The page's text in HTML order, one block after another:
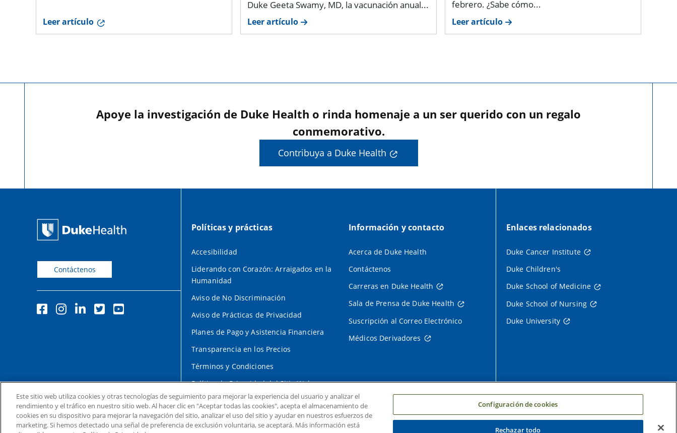
Leer artículo
Duke Geeta Swamy, MD, la vacunación anual...
Leer artículo
febrero. ¿Sabe cómo...
Leer artículo
Apoye la investigación de Duke Health o rinda homenaje a un ser querido con un regalo
conmemorativo.
Contribuya a Duke Health
Contáctenos
Políticas y prácticas
Accesibilidad
Liderando con Corazón: Arraigados en la
Humanidad
Aviso de No Discriminación
Aviso de Prácticas de Privacidad
Planes de Pago y Asistencia Financiera
Transparencia en los Precios
Términos y Condiciones
Política de Privacidad del Sitio Web
Información y contacto
Acerca de Duke Health
Contáctenos
Carreras en Duke Health
Sala de Prensa de Duke Health
Suscripción al Correo Electrónico
Médicos Derivadores
Enlaces relacionados
Duke Cancer Institute
Duke Children's
Duke School of Medicine
Duke School of Nursing
Duke University
Este sitio web utiliza cookies y otras tecnologías de seguimiento para mejorar la experiencia del usuario y analizar el
rendimiento y el tráfico en nuestro sitio web. Al hacer clic en "Aceptar todas las cookies", acepta el almacenamiento de
cookies en su dispositivo para mejorar la navegación del sitio, analizar el uso del sitio y ayudar en nuestros esfuerzos de
marketing. Si hemos detectado una señal de preferencia de exclusión voluntaria, se aceptará. Más información está
Configuración de cookies
Rechazar todo